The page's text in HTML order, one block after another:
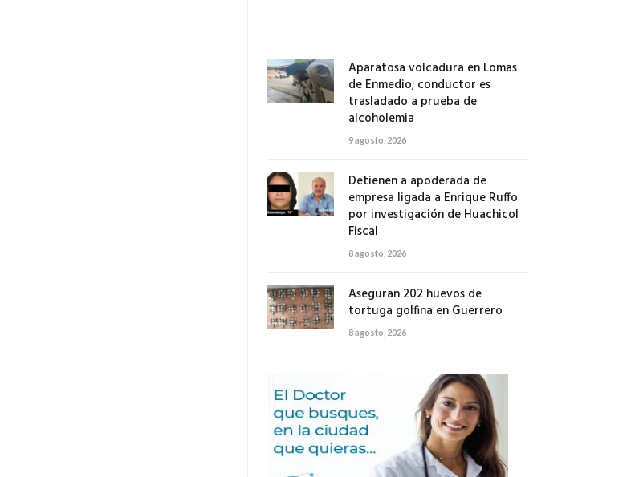
Aparatosa volcadura en Lomas
de Enmedio; conductor es
trasladado a prueba de
alcoholemia
9 agosto, 2026
Detienen a apoderada de
empresa ligada a Enrique Ruffo
por investigación de Huachicol
Fiscal
8 agosto, 2026
Aseguran 202 huevos de
tortuga golfina en Guerrero
8 agosto, 2026